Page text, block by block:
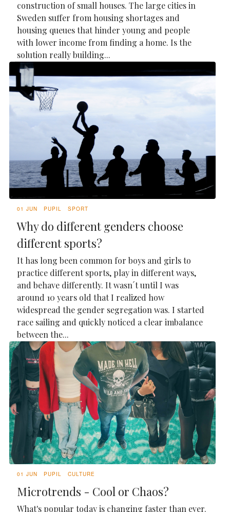
construction of small houses. The large cities in
Sweden suffer from housing shortages and
housing queues that hinder young and people
with lower income from finding a home. Is the
solution really building...
01 JUN PUPIL SPORT
Why do different genders choose
different sports?
It has long been common for boys and girls to
practice different sports, play in different ways,
and behave differently. It wasn´t until I was
around 10 years old that I realized how
widespread the gender segregation was. I started
race sailing and quickly noticed a clear imbalance
between the...
01 JUN PUPIL CULTURE
Microtrends - Cool or Chaos?
What's popular today is changing faster than ever.